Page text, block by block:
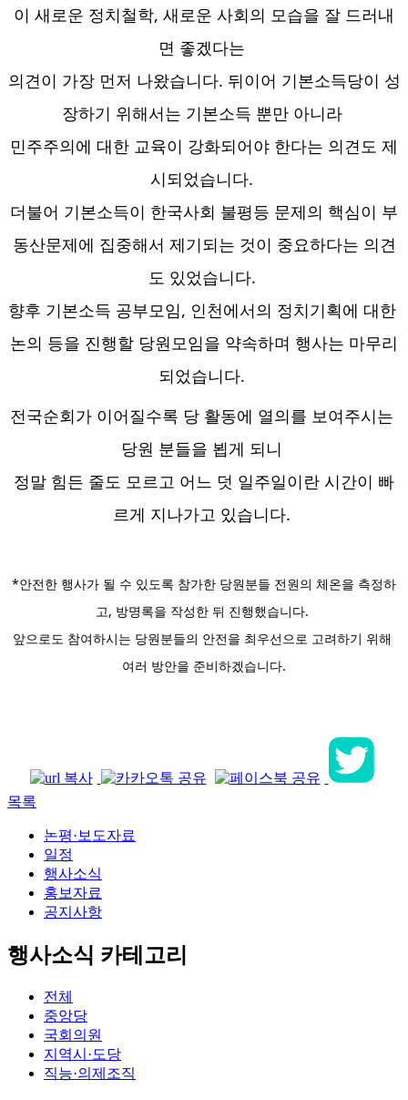
이 새로운 정치철학, 새로운 사회의 모습을 잘 드러내
면 좋겠다는
의견이 가장 먼저 나왔습니다. 뒤이어 기본소득당이 성
장하기 위해서는 기본소득 뿐만 아니라
민주주의에 대한 교육이 강화되어야 한다는 의견도 제
시되었습니다.
더불어 기본소득이 한국사회 불평등 문제의 핵심이 부
동산문제에 집중해서 제기되는 것이 중요하다는 의견
도 있었습니다.
향후 기본소득 공부모임, 인천에서의 정치기획에 대한
논의 등을 진행할 당원모임을 약속하며 행사는 마무리
되었습니다.
전국순회가 이어질수록 당 활동에 열의를 보여주시는
당원 분들을 뵙게 되니
정말 힘든 줄도 모르고 어느 덧 일주일이란 시간이 빠
르게 지나가고 있습니다.
*안전한 행사가 될 수 있도록 참가한 당원분들 전원의 체온을 측정하
고, 방명록을 작성한 뒤 진행했습니다.
앞으로도 참여하시는 당원분들의 안전을 최우선으로 고려하기 위해
여러 방안을 준비하겠습니다.
목록
논평·보도자료
일정
행사소식
홍보자료
공지사항
행사소식 카테고리
전체
중앙당
국회의원
지역시·도당
직능·의제조직